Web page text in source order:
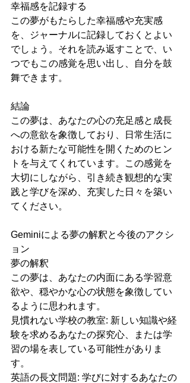
幸福感を記録する
この夢がもたらした幸福感や充実感
を、ジャーナルに記録しておくとよい
でしょう。それを読み返すことで、い
つでもこの感覚を思い出し、自分を鼓
舞できます。
結論
この夢は、あなたの心の充足感と成長
への意欲を象徴しており、日常生活に
おける新たな可能性を開くためのヒン
トを与えてくれています。この感覚を
大切にしながら、引き続き観想的な実
践と学びを深め、充実した日々を築い
てください。
Geminiによる夢の解釈と今後のアクシ
ョン
夢の解釈
この夢は、あなたの内面にある学習意
欲や、穏やかな心の状態を象徴してい
るように思われます。
見慣れない学校の教室: 新しい知識や経
験を求めるあなたの探究心、または学
習の場を表している可能性がありま
す。
英語の長文問題: 学びに対するあなたの